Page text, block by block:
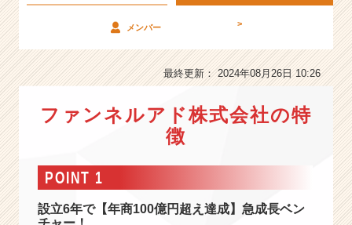
の
-
0
億
メンバー >
最終更新： 2024年08月26日 10:26
ファンネルアド株式会社の特
徴
POINT 1
設立6年で【年商100億円超え達成】急成長ベン